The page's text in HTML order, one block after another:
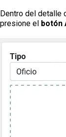
Dentro del detalle
presione el botón